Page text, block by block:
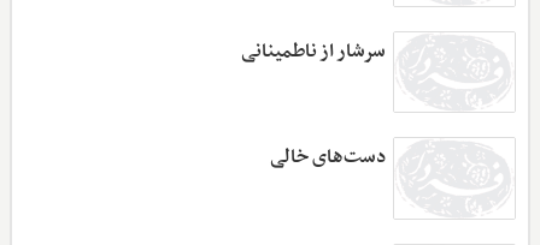
سرشار از ناطمینانی
دست‌های خالی